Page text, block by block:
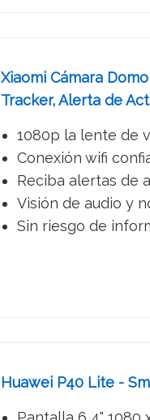
Xiaomi Cámara
Tracker, Alerta de
1080p la lente de
Conexión wifi
Reciba alertas de
Visión de audio y
Sin riesgo de
Huawei P40 Lite -